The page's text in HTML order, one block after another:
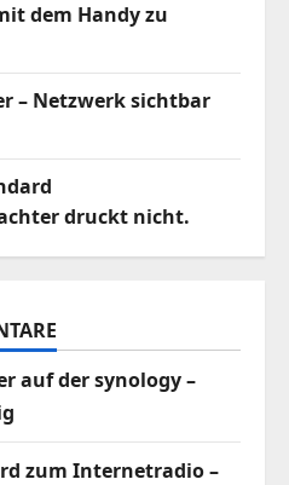
dem Handy zu
– Netzwerk sichtbar
druckt nicht.
auf der synology –
zum Internetradio –